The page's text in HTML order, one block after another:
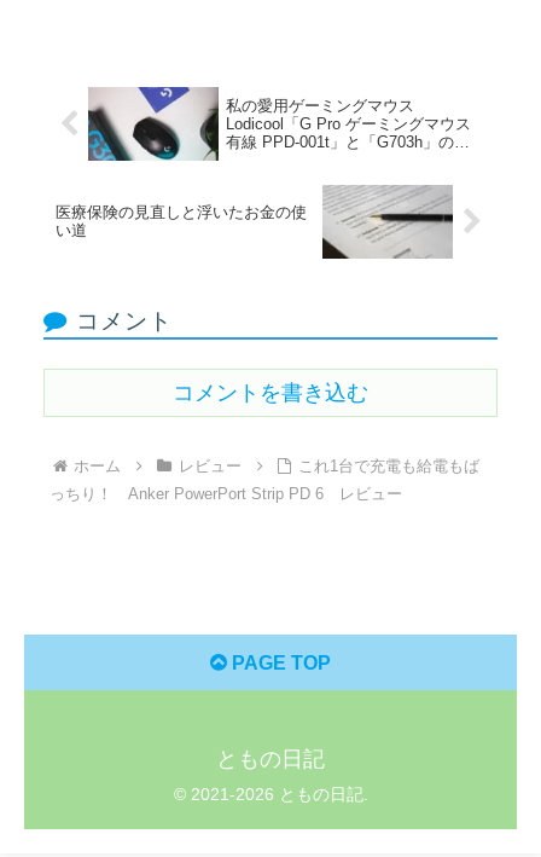
私の愛用ゲーミングマウス
Lodicool「G Pro ゲーミングマウス
有線 PPD-001t」と「G703h」のレ
医療保険の見直しと浮いたお金の使
い道
コメント
コメントを書き込む
ホーム レビュー
これ1台で充電も給電もば
っちり！ Anker PowerPort Strip PD 6 レビュー
PAGE TOP
ともの日記
© 2021-2026 ともの日記.